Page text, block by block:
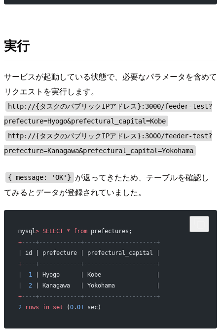
実行
サービスが起動している状態で、必要なパラメータを含めて
リクエストを実行します。
http://{タスクのパブリックIPアドレス}:3000/feeder-test?
prefecture=Hyogo&prefectural_capital=Kobe
http://{タスクのパブリックIPアドレス}:3000/feeder-test?
prefecture=Kanagawa&prefectural_capital=Yokohama
{ message: 'OK'}
が返ってきたため、テーブルを確認し
てみるとデータが登録されていました。
mysql > SELECT * from prefectures;
+----+------------+---------------------+
| id | prefecture | prefectural_capital |
+----+------------+---------------------+
1
| Hyogo      | Kobe                |
2 | Kanagawa   | Yokohama            |
+----+------------+---------------------+
2 rows in set (0.01 sec)